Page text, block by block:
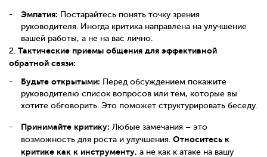
Эмпатия: Постарайтесь понять точку зрения
руководителя. Иногда критика направлена на улучшение
вашей работы, а не на вас лично.
2. Тактические приемы общения для эффективной
обратной связи:
Будьте открытыми: Перед обсуждением покажите
руководителю список вопросов или тем, которые вы
хотите обговорить. Это поможет структурировать беседу.
Принимайте критику: Любые замечания – это
возможность для роста и улучшения. Относитесь к
критике как к инструменту, а не как к атаке на вашу